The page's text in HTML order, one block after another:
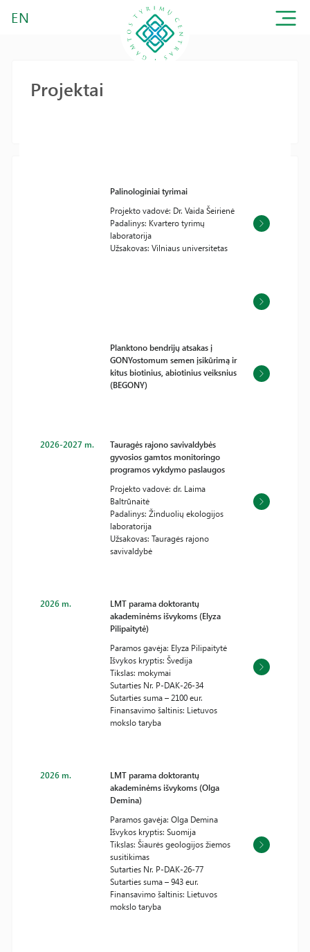
EN
Projektai
Palinologiniai tyrimai
Projekto vadovė: Dr. Vaida Šeirienė
Padalinys: Kvartero tyrimų
laboratorija
Užsakovas: Vilniaus universitetas
Planktono bendrijų atsakas į
GONYostomum semen įsikūrimą ir
kitus biotinius, abiotinius veiksnius
(BEGONY)
2026-2027 m.
Tauragės rajono savivaldybės
gyvosios gamtos monitoringo
programos vykdymo paslaugos
Projekto vadovė: dr. Laima
Baltrūnaitė
Padalinys: Žinduolių ekologijos
laboratorija
Užsakovas: Tauragės rajono
savivaldybė
2026 m.
LMT parama doktorantų
akademinėms išvykoms (Elyza
Pilipaitytė)
Paramos gavėja: Elyza Pilipaitytė
Išvykos kryptis: Švedija
Tikslas: mokymai
Sutarties Nr. P-DAK-26-34
Sutarties suma – 2100 eur.
Finansavimo šaltinis: Lietuvos
mokslo taryba
2026 m.
LMT parama doktorantų
akademinėms išvykoms (Olga
Demina)
Paramos gavėja: Olga Demina
Išvykos kryptis: Suomija
Tikslas: Šiaurės geologijos žiemos
susitikimas
Sutarties Nr. P-DAK-26-77
Sutarties suma – 943 eur.
Finansavimo šaltinis: Lietuvos
mokslo taryba